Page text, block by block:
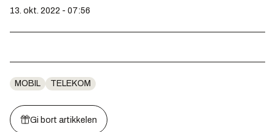
13. okt. 2022 - 07:56
MOBIL TELEKOM
Gi bort artikkelen